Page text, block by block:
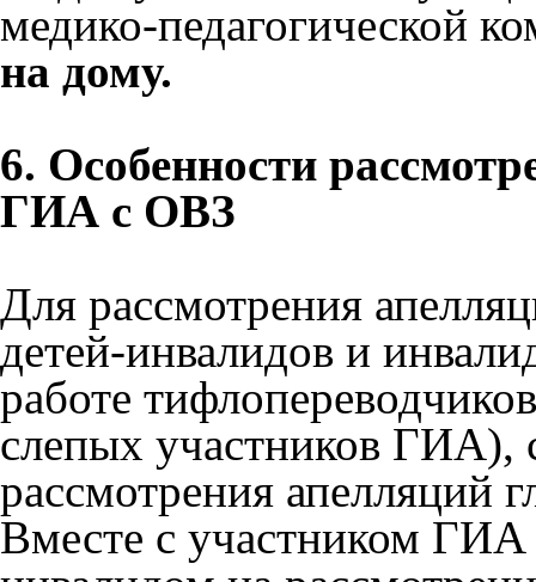
медико-педагогической
на дому.
6. Особенности
ГИА с ОВЗ
Для рассмотрения
детей-инвалидов и
работе
слепых участников ГИА),
рассмотрения апелляций
Вместе с участником